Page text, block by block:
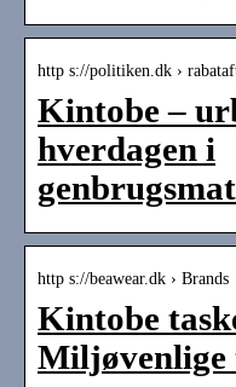
http s://politiken.dk ›
Kintobe –
hverdagen i
http s://beawear.dk › Brands
Kintobe